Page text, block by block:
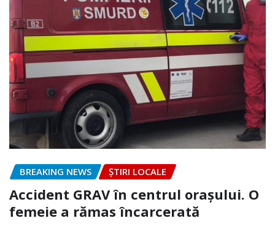
BREAKING NEWS ȘTIRI LOCALE
Accident GRAV în centrul orașului. O
femeie a rămas încarcerată